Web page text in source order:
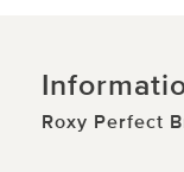
Roxy Perfect